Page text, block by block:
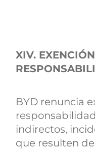
XIV.
BYD renuncia
indirectos,
que resulten